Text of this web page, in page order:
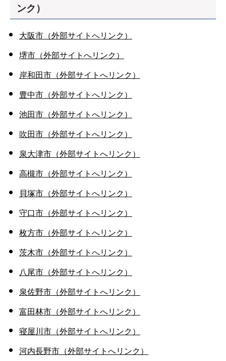
ンク）
大阪市（外部サイトへリンク）
堺市（外部サイトへリンク）
岸和田市（外部サイトへリンク）
豊中市（外部サイトへリンク）
池田市（外部サイトへリンク）
吹田市（外部サイトへリンク）
泉大津市（外部サイトへリンク）
高槻市（外部サイトへリンク）
貝塚市（外部サイトへリンク）
守口市（外部サイトへリンク）
枚方市（外部サイトへリンク）
茨木市（外部サイトへリンク）
八尾市（外部サイトへリンク）
泉佐野市（外部サイトへリンク）
富田林市（外部サイトへリンク）
寝屋川市（外部サイトへリンク）
河内長野市（外部サイトへリンク）